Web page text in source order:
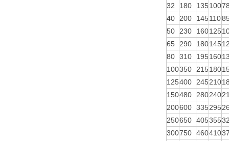
32
180 135100
40
200 145110
50
230 160125
65
290 180145
80 310 195160
100350 215180
125400 245210
150480 280240
200600 335295
250650 405355
300750 460410